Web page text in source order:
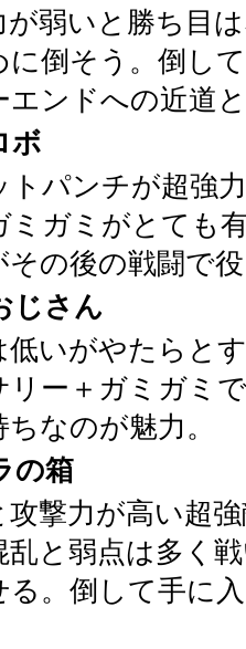
が弱いと勝ち目
に倒そう。倒し
エンドへの近道
ボ
トパンチが超強
ミガミがとても
その後の戦闘で
じさん
低いがやたらと
リー＋ガミガミ
ちなのが魅力。
の箱
攻撃力が高い超
乱と弱点は多く
る。倒して手に